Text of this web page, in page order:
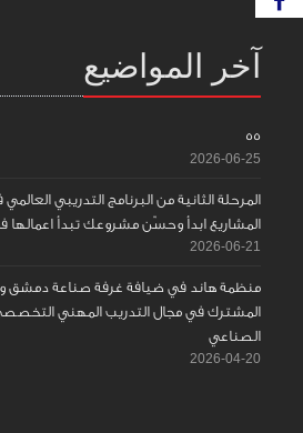
آخر المواضيع
55
2026-06-25
المرحلة الثانية من البرنامج التدريبي
المشاريع ابدأ وحسّن مشروعك تبدأ اعمالها
2026-06-21
منظمة هاند في ضيافة غرفة صناعة دمشق
المشترك في مجال التدريب المهني
الصناعي
2026-04-20